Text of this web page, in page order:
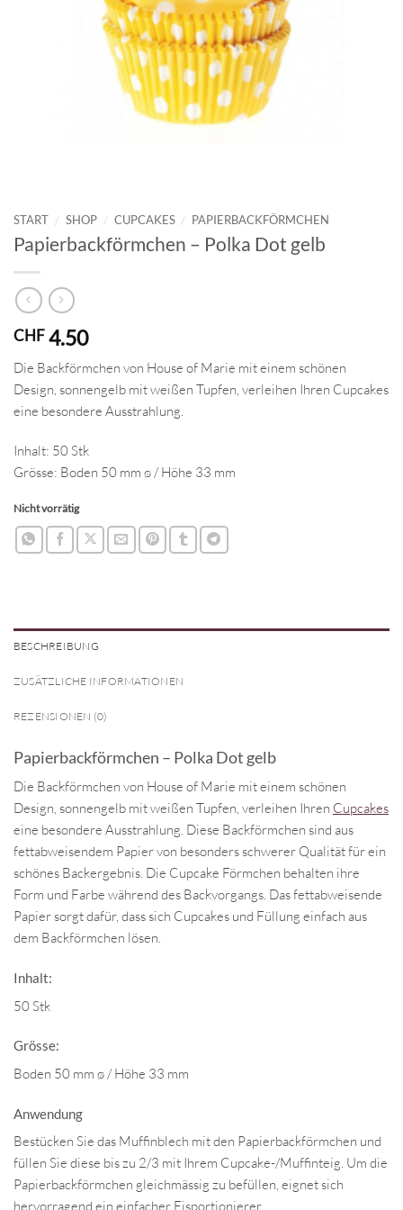
START / SHOP / CUPCAKES / PAPIERBACKFÖRMCHEN
Papierbackförmchen – Polka Dot gelb
CHF4.50
Die Backförmchen von House of Marie mit einem schönen
Design, sonnengelb mit weißen Tupfen, verleihen Ihren Cupcakes
eine besondere Ausstrahlung.
Inhalt: 50 Stk
Grösse: Boden 50 mm ø / Höhe 33 mm
Nicht vorrätig
BESCHREIBUNG
ZUSÄTZLICHE INFORMATIONEN
REZENSIONEN (0)
Papierbackförmchen – Polka Dot gelb
Die Backförmchen von House of Marie mit einem schönen
Design, sonnengelb mit weißen Tupfen, verleihen Ihren Cupcakes
eine besondere Ausstrahlung. Diese Backförmchen sind aus
fettabweisendem Papier von besonders schwerer Qualität für ein
schönes Backergebnis. Die Cupcake Förmchen behalten ihre
Form und Farbe während des Backvorgangs. Das fettabweisende
Papier sorgt dafür, dass sich Cupcakes und Füllung einfach aus
dem Backförmchen lösen.
Inhalt:
50 Stk
Grösse:
Boden 50 mm ø / Höhe 33 mm
Anwendung
Bestücken Sie das Muffinblech mit den Papierbackförmchen und
füllen Sie diese bis zu 2/3 mit Ihrem Cupcake-/Muffinteig. Um die
Papierbackförmchen gleichmässig zu befüllen, eignet sich
hervorragend ein einfacher Eisportionierer.